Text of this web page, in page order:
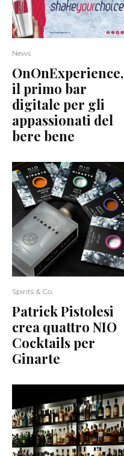
News
OnOnExperience,
il primo bar
digitale per gli
appassionati del
bere bene
Spirits & Co.
Patrick Pistolesi
crea quattro NIO
Cocktails per
Ginarte